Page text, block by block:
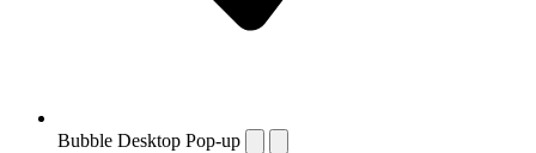
Bubble Desktop Pop-up